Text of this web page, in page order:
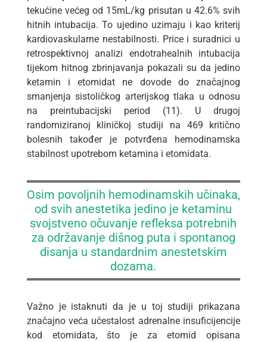
tekućine većeg od 15mL/kg prisutan u 42.6% svih
hitnih intubacija. To ujedino uzimaju i kao kriterij
kardiovaskularne nestabilnosti. Price i suradnici u
retrospektivnoj analizi endotrahealnih intubacija
tijekom hitnog zbrinjavanja pokazali su da jedino
ketamin i etomidat ne dovode do značajnog
smanjenja sistoličkog arterijskog tlaka u odnosu
na preintubacijski period (11). U drugoj
randomiziranoj kliničkoj studiji na 469 kritično
bolesnih također je potvrđena hemodinamska
stabilnost upotrebom ketamina i etomidata.
Osim povoljnih hemodinamskih učinaka,
od svih anestetika jedino je ketaminu
svojstveno očuvanje refleksa potrebnih
za održavanje dišnog puta i spontanog
disanja u standardnim anestetskim
dozama.
Važno je istaknuti da je u toj studiji prikazana
značajno veća učestalost adrenalne insuficijencije
kod etomidata, što je za etomid opisana